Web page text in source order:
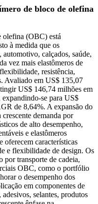
de bloco de olefina
olefina (OBC) está
à medida que os
automotivo, calçados, saúde,
vez mais elastômeros de
resistência,
Avaliado em US$ 135,07
US$ 146,74 milhões em
se para US$
de 8,64%. A expansão do
demanda por
de alto desempenho,
​​e elastômeros
oferecem características
e flexibilidade de design. Os
por transporte de cadeia,
OBC, como o portfólio
o desempenho dos
em componentes de
selantes, produtos